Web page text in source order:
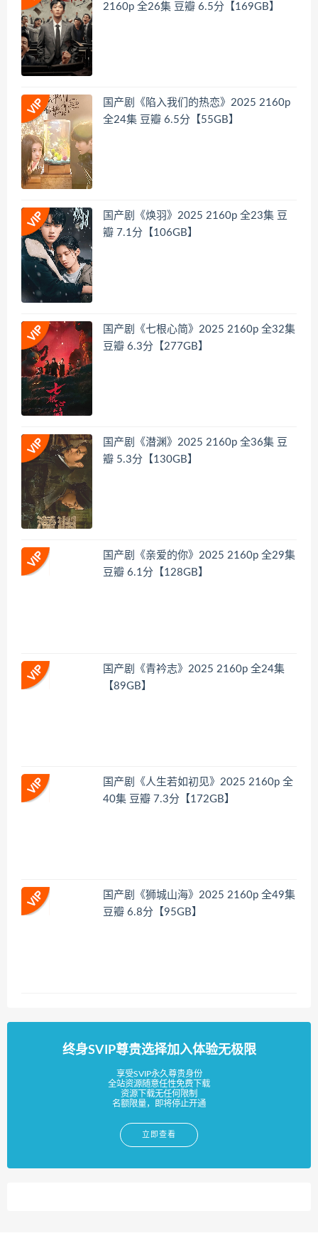
2160p 全26集 豆瓣 6.5分【169GB】
国产剧《陷入我们的热恋》2025 2160p
全24集 豆瓣 6.5分【55GB】
国产剧《焕羽》2025 2160p 全23集 豆
瓣 7.1分【106GB】
国产剧《七根心简》2025 2160p 全32集
豆瓣 6.3分【277GB】
国产剧《潜渊》2025 2160p 全36集 豆
瓣 5.3分【130GB】
国产剧《亲爱的你》2025 2160p 全29集
豆瓣 6.1分【128GB】
国产剧《青衿志》2025 2160p 全24集
【89GB】
国产剧《人生若如初见》2025 2160p 全
40集 豆瓣 7.3分【172GB】
国产剧《狮城山海》2025 2160p 全49集
豆瓣 6.8分【95GB】
终身SVIP尊贵选择加入体验无极限
享受SVIP永久尊贵身份
全站资源随意任性免费下载
资源下载无任何限制
名额限量，即将停止开通
立即查看